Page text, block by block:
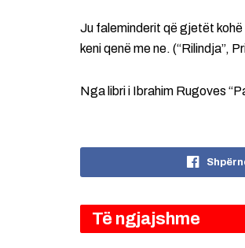
Ju faleminderit që gjetët kohë
keni qenë me ne. (“Rilindja”,
Nga libri i Ibrahim Rugoves
Të ngjajshme